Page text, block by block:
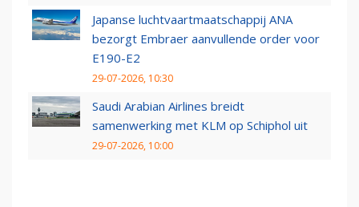
Japanse luchtvaartmaatschappij ANA
bezorgt Embraer aanvullende order voor
E190-E2
29-07-2026, 10:30
Saudi Arabian Airlines breidt
samenwerking met KLM op Schiphol uit
29-07-2026, 10:00